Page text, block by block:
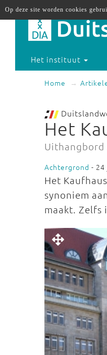
Het instituut
Home
Het
Uithangbord
Achtergrond - 24
Het
synoniem
maakt. Zelfs
Op deze site worden cookies